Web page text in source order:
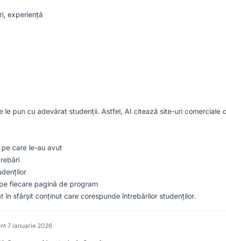
experiență
le pun cu adevărat studenții. Astfel, AI citează site-uri comerciale
care le-au avut
fiecare pagină de program
sfârșit conținut care corespunde întrebărilor studenților.
·7 ianuarie 2026